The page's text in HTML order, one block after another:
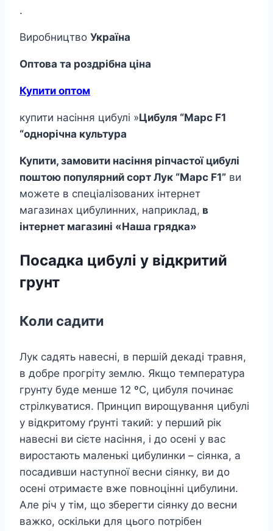
.
Виробництво Україна
Оптова та роздрібна ціна
Купити оптом
купити насіння цибулі »Цибуля “Марс F1
“однорічна культура
Купити, замовити насіння ріпчастої цибулі
поштою популярний сорт Лук “Марс F1” ви
можете в спеціалізованих інтернет
магазинах цибулинних, наприклад, в
інтернет магазині «Наша грядка»
Посадка цибулі у відкритий
грунт
Коли садити
Лук садять навесні, в першій декаді травня,
в добре прогріту землю. Якщо температура
грунту буде менше 12 ºC, цибуля починає
стрілкуватися. Принцип вирощування цибулі
у відкритому ґрунті такий: у перший рік
навесні ви сієте насіння, і до осені у вас
виростають маленькі цибулинки – сіянка, а
посадивши наступної весни сіянку, ви до
осені отримаєте вже повноцінні цибулини.
Але річ у тім, що зберегти сіянку до весни
важко, оскільки для цього потрібен